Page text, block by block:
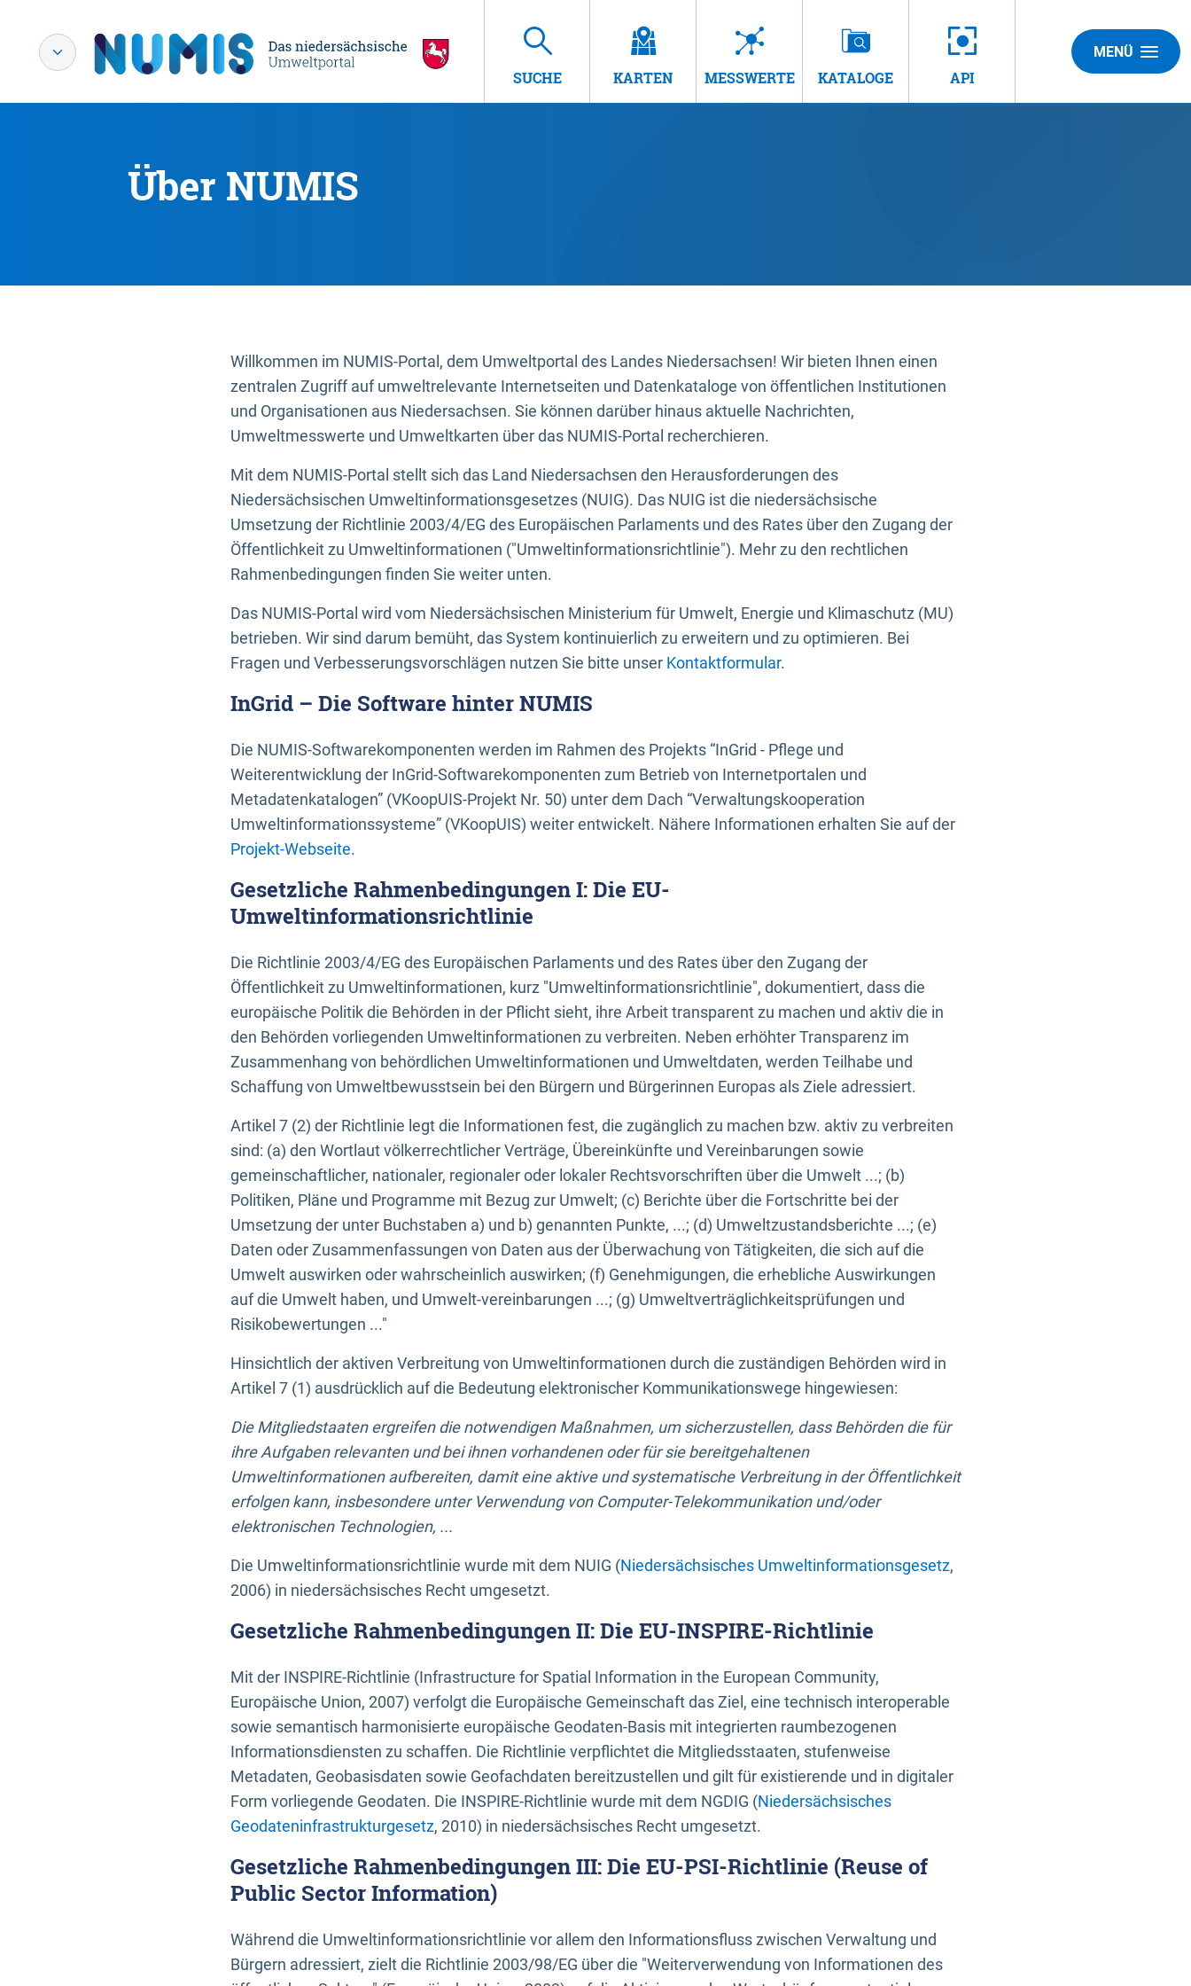
SUCHE KARTEN MESSWERTE KATALOGE API
MENÜ
Über NUMIS
Willkommen im NUMIS-Portal, dem Umweltportal des Landes Niedersachsen! Wir bieten Ihnen einen
zentralen Zugriff auf umweltrelevante Internetseiten und Datenkataloge von öffentlichen Institutionen
und Organisationen aus Niedersachsen. Sie können darüber hinaus aktuelle Nachrichten,
Umweltmesswerte und Umweltkarten über das NUMIS-Portal recherchieren.
Mit dem NUMIS-Portal stellt sich das Land Niedersachsen den Herausforderungen des
Niedersächsischen Umweltinformationsgesetzes (NUIG). Das NUIG ist die niedersächsische
Umsetzung der Richtlinie 2003/4/EG des Europäischen Parlaments und des Rates über den Zugang der
Öffentlichkeit zu Umweltinformationen ("Umweltinformationsrichtlinie"). Mehr zu den rechtlichen
Rahmenbedingungen finden Sie weiter unten.
Das NUMIS-Portal wird vom Niedersächsischen Ministerium für Umwelt, Energie und Klimaschutz (MU)
betrieben. Wir sind darum bemüht, das System kontinuierlich zu erweitern und zu optimieren. Bei
Fragen und Verbesserungsvorschlägen nutzen Sie bitte unser Kontaktformular.
InGrid – Die Software hinter NUMIS
Die NUMIS-Softwarekomponenten werden im Rahmen des Projekts “InGrid - Pflege und
Weiterentwicklung der InGrid-Softwarekomponenten zum Betrieb von Internetportalen und
Metadatenkatalogen” (VKoopUIS-Projekt Nr. 50) unter dem Dach “Verwaltungskooperation
Umweltinformationssysteme” (VKoopUIS) weiter entwickelt. Nähere Informationen erhalten Sie auf der
Projekt-Webseite.
Gesetzliche Rahmenbedingungen I: Die EU-
Umweltinformationsrichtlinie
Die Richtlinie 2003/4/EG des Europäischen Parlaments und des Rates über den Zugang der
Öffentlichkeit zu Umweltinformationen, kurz "Umweltinformationsrichtlinie", dokumentiert, dass die
europäische Politik die Behörden in der Pflicht sieht, ihre Arbeit transparent zu machen und aktiv die in
den Behörden vorliegenden Umweltinformationen zu verbreiten. Neben erhöhter Transparenz im
Zusammenhang von behördlichen Umweltinformationen und Umweltdaten, werden Teilhabe und
Schaffung von Umweltbewusstsein bei den Bürgern und Bürgerinnen Europas als Ziele adressiert.
Artikel 7 (2) der Richtlinie legt die Informationen fest, die zugänglich zu machen bzw. aktiv zu verbreiten
sind: (a) den Wortlaut völkerrechtlicher Verträge, Übereinkünfte und Vereinbarungen sowie
gemeinschaftlicher, nationaler, regionaler oder lokaler Rechtsvorschriften über die Umwelt ...; (b)
Politiken, Pläne und Programme mit Bezug zur Umwelt; (c) Berichte über die Fortschritte bei der
Umsetzung der unter Buchstaben a) und b) genannten Punkte, ...; (d) Umweltzustandsberichte ...; (e)
Daten oder Zusammenfassungen von Daten aus der Überwachung von Tätigkeiten, die sich auf die
Umwelt auswirken oder wahrscheinlich auswirken; (f) Genehmigungen, die erhebliche Auswirkungen
auf die Umwelt haben, und Umwelt-vereinbarungen ...; (g) Umweltverträglichkeitsprüfungen und
Risikobewertungen ..."
Hinsichtlich der aktiven Verbreitung von Umweltinformationen durch die zuständigen Behörden wird in
Artikel 7 (1) ausdrücklich auf die Bedeutung elektronischer Kommunikationswege hingewiesen:
Die Mitgliedstaaten ergreifen die notwendigen Maßnahmen, um sicherzustellen, dass Behörden die für
ihre Aufgaben relevanten und bei ihnen vorhandenen oder für sie bereitgehaltenen
Umweltinformationen aufbereiten, damit eine aktive und systematische Verbreitung in der Öffentlichkeit
erfolgen kann, insbesondere unter Verwendung von Computer-Telekommunikation und/oder
elektronischen Technologien, ...
Die Umweltinformationsrichtlinie wurde mit dem NUIG (Niedersächsisches Umweltinformationsgesetz,
2006) in niedersächsisches Recht umgesetzt.
Gesetzliche Rahmenbedingungen II: Die EU-INSPIRE-Richtlinie
Mit der INSPIRE-Richtlinie (Infrastructure for Spatial Information in the European Community,
Europäische Union, 2007) verfolgt die Europäische Gemeinschaft das Ziel, eine technisch interoperable
sowie semantisch harmonisierte europäische Geodaten-Basis mit integrierten raumbezogenen
Informationsdiensten zu schaffen. Die Richtlinie verpflichtet die Mitgliedsstaaten, stufenweise
Metadaten, Geobasisdaten sowie Geofachdaten bereitzustellen und gilt für existierende und in digitaler
Form vorliegende Geodaten. Die INSPIRE-Richtlinie wurde mit dem NGDIG (Niedersächsisches
Geodateninfrastrukturgesetz, 2010) in niedersächsisches Recht umgesetzt.
Gesetzliche Rahmenbedingungen III: Die EU-PSI-Richtlinie (Reuse of
Public Sector Information)
Während die Umweltinformationsrichtlinie vor allem den Informationsfluss zwischen Verwaltung und
Bürgern adressiert, zielt die Richtlinie 2003/98/EG über die "Weiterverwendung von Informationen des